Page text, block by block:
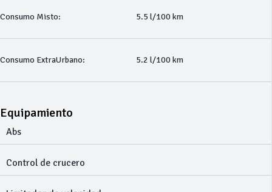
Consumo Misto: 5.5 l/100 km
Consumo ExtraUrbano: 5.2 l/100 km
Equipamiento
Abs
Control de crucero